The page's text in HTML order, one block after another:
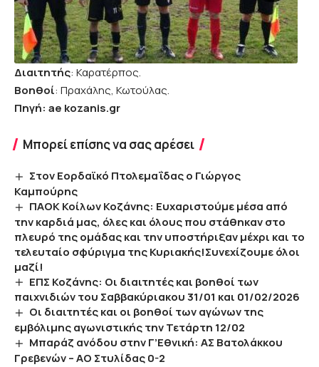
Διαιτητής: Καρατέρπος.
Βοηθοί: Πραχάλης, Κωτούλας.
Πηγή: ae kozanis.gr
Μπορεί επίσης να σας αρέσει
Στον Εορδαϊκό Πτολεμαΐδας ο Γιώργος
Καμπούρης
ΠΑΟΚ Κοίλων Κοζάνης: Ευχαριστούμε μέσα από
την καρδιά μας, όλες και όλους που στάθηκαν στο
πλευρό της ομάδας και την υποστήριξαν μέχρι και το
τελευταίο σφύριγμα της Κυριακής!Συνεχίζουμε όλοι
μαζί!
EΠΣ Κοζάνης: Οι διαιτητές και βοηθοί των
παιχνιδιών του Σαββακύριακου 31/01 και 01/02/2026
Οι διαιτητές και οι βοηθοί των αγώνων της
εμβόλιμης αγωνιστικής την Τετάρτη 12/02
Μπαράζ ανόδου στην Γ’Εθνική: ΑΣ Βατολάκκου
Γρεβενών – ΑΟ Στυλίδας 0-2